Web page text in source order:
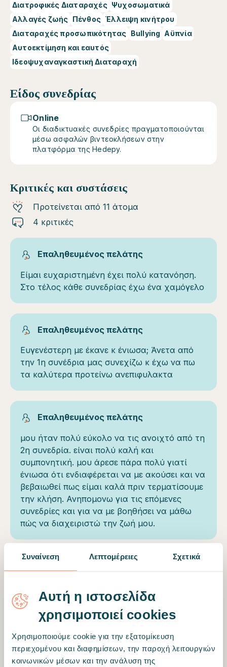
Συναίνεση Λεπτομέρειες Σχετικά
Αυτή η ιστοσελίδα
χρησιμοποιεί cookies
Χρησιμοποιούμε cookie για την εξατομίκευση
περιεχομένου και διαφημίσεων, την παροχή λειτουργιών
κοινωνικών μέσων και την ανάλυση της
Διατροφικές Διαταραχές Ψυχοσωματικά
Αλλαγές ζωής Πένθος Έλλειψη κινήτρου
Διαταραχές προσωπικότητας Bullying Αϋπνία
Αυτοεκτίμηση και εαυτός
Ιδεοψυχαναγκαστική Διαταραχή
Είδος συνεδρίας
Online
Οι διαδικτυακές συνεδρίες πραγματοποιούνται
μέσω ασφαλών βιντεοκλήσεων στην
πλατφόρμα της Hedepy.
Κριτικές και συστάσεις
Προτείνεται από 11 άτομα
4 κριτικές
Επαληθευμένος πελάτης
Είμαι ευχαριστημένη έχει πολύ κατανόηση.
Στο τέλος κάθε συνεδρίας έχω ένα χαμόγελο
Επαληθευμένος πελάτης
Ευγενέστερη με έκανε κ ένιωσα; Άνετα από
την 1η συνέδρια μας συνεχίζω κ έχω να πω
τα καλύτερα προτείνω ανεπιφυλακτα
Επαληθευμένος πελάτης
μου ήταν πολύ εύκολο να τις ανοιχτό από τη
2η συνεδρία. είναι πολύ καλή και
συμπονητική. μου άρεσε πάρα πολύ γιατί
ένιωσα ότι ενδιαφέρεται να με ακούσει και να
βεβαιωθεί πως είμαι καλά πριν τερματίσουμε
την κλήση. Ανηπομονω για τις επόμενες
συνεδρίες και για να με βοηθήσει να μάθω
πώς να διαχειριστώ την ζωή μου.
ΕΜΦΆΝΙΣΗ ΠΕΡΙΣΣΌΤΕΡΩΝ ΚΡΙΤΙΚΏΝ
Η αλλαγή δεν έρχεται με πίεση, αλλά όταν
επιτρέπεις στον εαυτό σου να είναι αυτός